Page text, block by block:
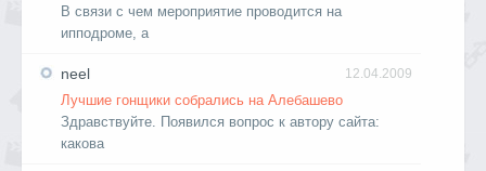
В связи с чем мероприятие проводится на
ипподроме, а
12.04.2009
neel
Лучшие гонщики собрались на Алебашево
Здравствуйте. Появился вопрос к автору сайта:
какова